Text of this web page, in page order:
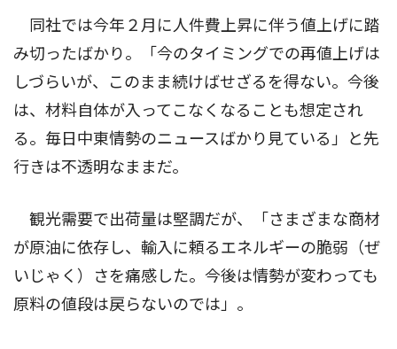
同社では今年２月に人件費上昇に伴う値上げに踏
み切ったばかり。「今のタイミングでの再値上げは
しづらいが、このまま続けばせざるを得ない。今後
は、材料自体が入ってこなくなることも想定され
る。毎日中東情勢のニュースばかり見ている」と先
行きは不透明なままだ。
観光需要で出荷量は堅調だが、「さまざまな商材
が原油に依存し、輸入に頼るエネルギーの脆弱（ぜ
いじゃく）さを痛感した。今後は情勢が変わっても
原料の値段は戻らないのでは」。